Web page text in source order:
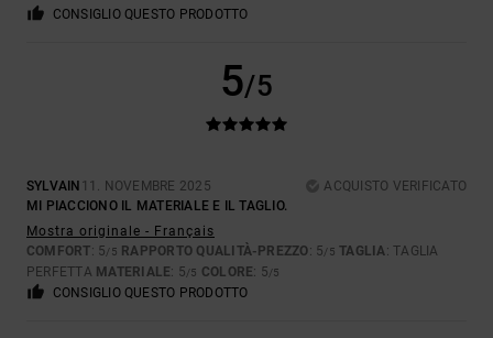
CONSIGLIO QUESTO PRODOTTO
5/5
SYLVAIN 11. NOVEMBRE 2025
ACQUISTO VERIFICATO
MI PIACCIONO IL MATERIALE E IL TAGLIO.
Mostra originale - Français
COMFORT: 5/5 RAPPORTO QUALITÀ-PREZZO: 5/5 TAGLIA: TAGLIA
PERFETTA MATERIALE: 5/5 COLORE: 5/5
CONSIGLIO QUESTO PRODOTTO